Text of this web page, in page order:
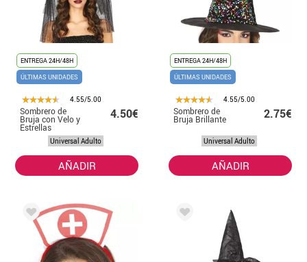
ENTREGA 24H/48H
ÚLTIMAS UNIDADES
4.55/5.00
Sombrero de
Bruja con Velo y
Estrellas
4.50€
Universal Adulto
AÑADIR
ENTREGA 24H/48H
ÚLTIMAS UNIDADES
4.55/5.00
Sombrero de
Bruja Brillante 2.75€
Universal Adulto
AÑADIR